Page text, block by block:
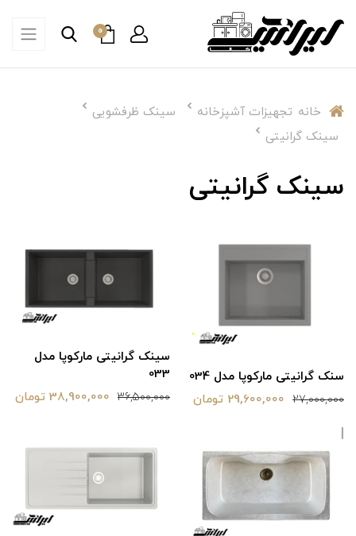
0
خانه تجهیزات آشپزخانه
سینک ظرفشویی
سینک گرانیتی
سینک گرانیتی
سنک گرانیتی مارکوپا مدل 034
27,000,000 29,600,000 تومان
سینک گرانیتی مارکوپا مدل
033
36,500,000 38,900,000 تومان